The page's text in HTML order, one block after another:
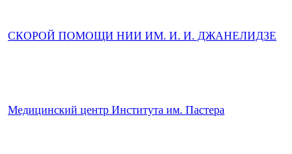
СКОРОЙ ПОМОЩИ НИИ ИМ. И. И. ДЖАНЕЛИДЗЕ
Медицинский центр Института им. Пастера